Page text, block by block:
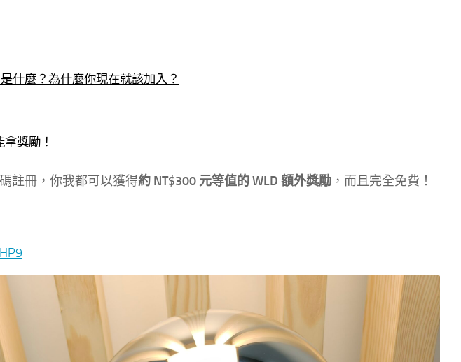
什麼？為什麼你現在就該加入？
獎勵！
註冊，你我都可以獲得約 NT$300 元等值的 WLD 額外獎勵 ，而且完全免費！